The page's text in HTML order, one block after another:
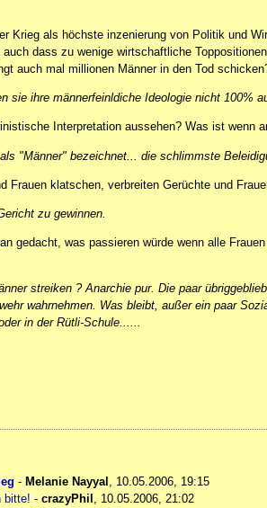
Krieg als höchste inzenierung von Politik und
dass zu wenige wirtschaftliche
auch mal millionen Männer in den Tod
sie ihre männerfeinldiche Ideologie nicht 100%
Interpretation aussehen? Was ist wenn
"Männer" bezeichnet... die schlimmste
Frauen klatschen, verbreiten Gerüchte und
zu gewinnen.
gedacht, was passieren würde wenn alle
streiken ? Anarchie pur. Die paar
wahrnehmen. Was bleibt, außer ein paar
in der Rütli-Schule......
- Melanie Nayyal , 10.05.2006, 19:15
bitte! - crazyPhil , 10.05.2006, 21:02